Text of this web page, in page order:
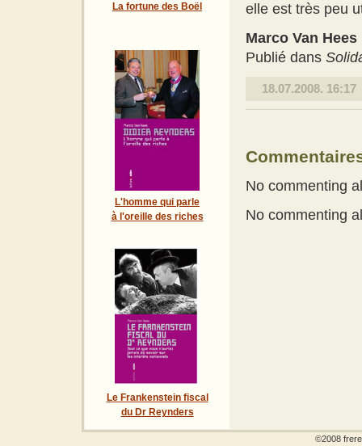
La fortune des Boël
L'homme qui parle
à l'oreille des riches
Le Frankenstein fiscal
du Dr Reynders
elle est très peu
Marco Van Hees
Publié dans
18.07.2008. 16:17
No commenting
No commenting
©2008